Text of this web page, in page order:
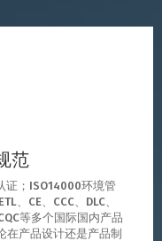
范
证；ISO14000环境管
、CE、CCC、DLC、
等多个国际国内产品
在产品设计还是产品制